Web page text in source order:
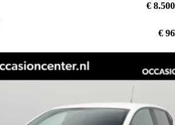
€ 8.500
€ 96